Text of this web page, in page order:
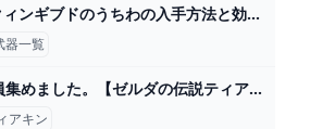
クィンギブドのうちわの入手方法と効果性能
器一覧
4賢者全員集めました。【ゼルダの伝説ティアーズオブザキングダム ティアキン】チューリ ルージュ シド ユン坊 - YouTube
アキン